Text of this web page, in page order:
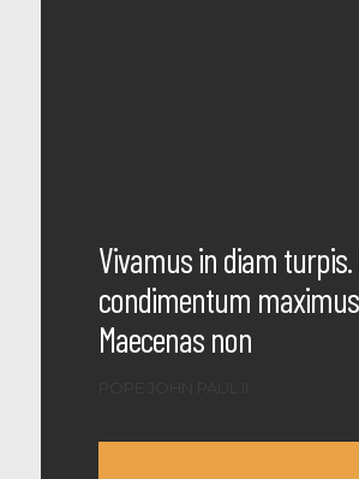
Vivamus in diam turpis.
condimentum
Maecenas non